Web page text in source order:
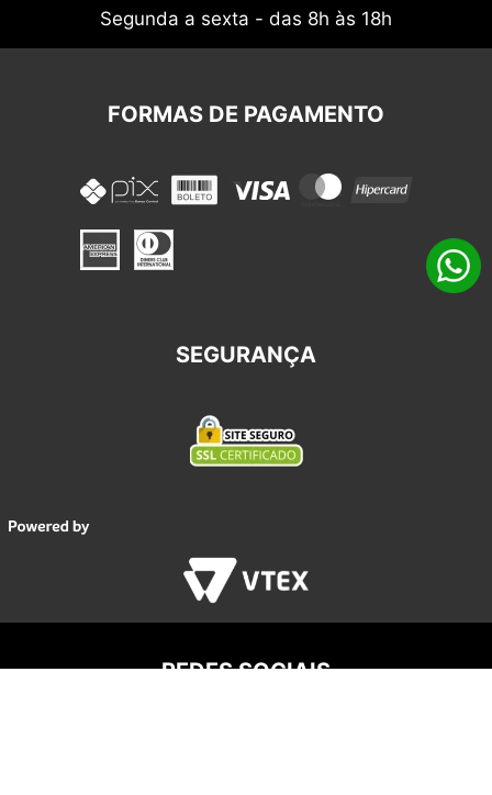
Segunda a sexta - das 8h às 18h
FORMAS DE PAGAMENTO
SEGURANÇA
REDES SOCIAIS